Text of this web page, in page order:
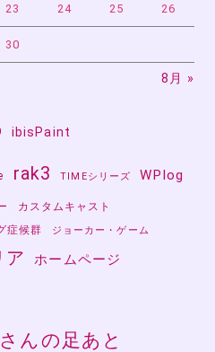
23 24 25 26
30
8月 »
ibisPaint
rak3 TIMEシリーズ WPlog
カスタムキャスト
症候群 ジョーカー・ゲーム
ア ホームページ
んの足あと